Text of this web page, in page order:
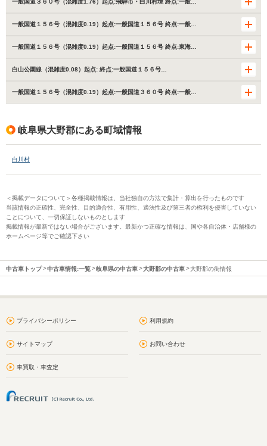
一般国道３６０号（混雑度1.76）起点:飛騨市・白川村境 終点:一般…
一般国道１５６号（混雑度0.19）起点:一般国道１５６号 終点:一般…
一般国道１５６号（混雑度0.19）起点:一般国道１５６号 終点:東海…
白山公園線（混雑度0.08）起点: 終点:一般国道１５６号…
一般国道１５６号（混雑度0.19）起点:一般国道３６０号 終点:一般…
岐阜県大野郡にある町域情報
白川村
＜掲載データについて＞各種掲載情報は、当社独自の方法で集計・算出を行ったものです
当該情報の正確性、完全性、目的適合性、有用性、適法性及び第三者の権利を侵害していない
ことについて、一切保証しないものとします
掲載情報が最新ではない場合がございます。最新かつ正確な情報は、国や各自治体・店舗様の
ホームページ等でご確認下さい
中古車トップ 中古車情報:一覧 岐阜県の中古車 大野郡の中古車 大野郡の街情報
プライバシーポリシー 利用規約
サイトマップ お問い合わせ
車買取・車査定